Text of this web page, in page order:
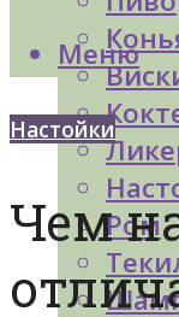
Ром
Меню
Настойки
Чем